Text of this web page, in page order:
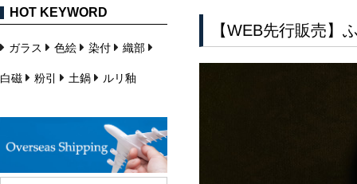
【WEB先行販売】
HOT KEYWORD
ガラス 色絵 染付 織部
白磁 粉引 土鍋 ルリ釉